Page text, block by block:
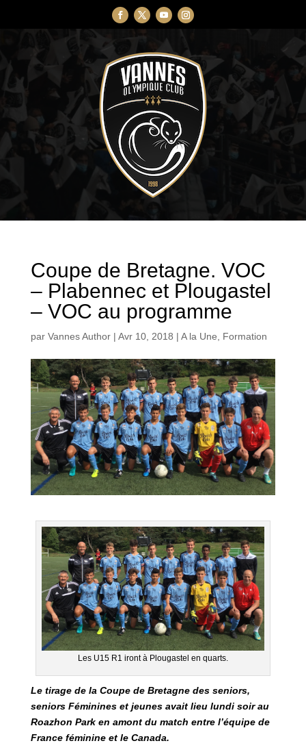
Coupe de Bretagne. VOC
– Plabennec et Plougastel
– VOC au programme
par Vannes Author| Avr 10, 2018 | A la Une, Formation
Les U15 R1 iront à Plougastel en quarts.
Le tirage de la Coupe de Bretagne des seniors,
seniors Féminines et jeunes avait lieu lundi soir au
Roazhon Park en amont du match entre l’équipe de
France féminine et le Canada.